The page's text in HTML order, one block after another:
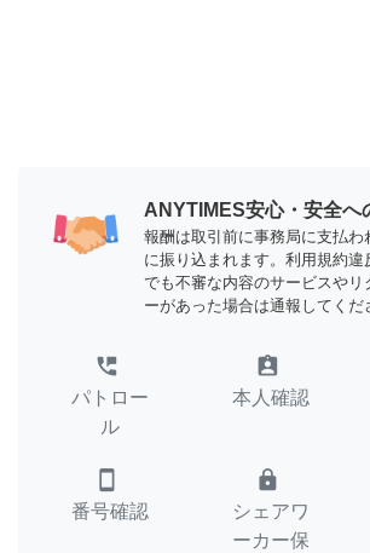
ANYTIMES安心・安全へ
報酬は取引前に事務局に支払わ
に振り込まれます。利用規約違
でも不審な内容のサービスやリ
ーがあった場合は通報してくだ
perm_phone_msg
パトロー
ル
assignment_ind
本人確認
smartphone
番号確認
lock
シェアワ
ーカー保